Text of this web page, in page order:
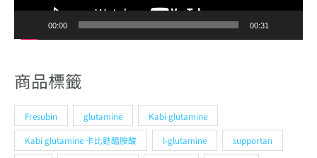
00:00 00:31
商品標籤
Fresubin glutamine Kabi glutamine
Kabi glutamine 卡比麩醯胺酸 l-glutamine supportan